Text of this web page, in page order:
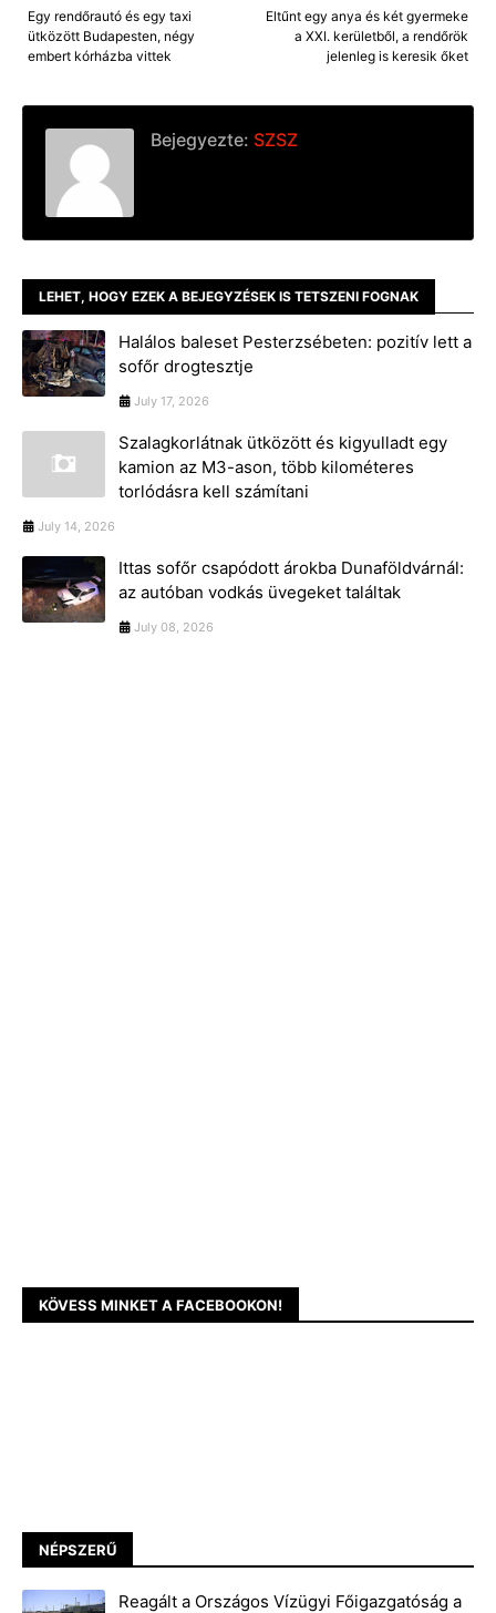
Eltűnt egy anya és két gyermeke
a XXI. kerületből, a rendőrök
jelenleg is keresik őket
Egy rendőrautó és egy taxi
ütközött Budapesten, négy
embert kórházba vittek
Bejegyezte: SZSZ
LEHET, HOGY EZEK A BEJEGYZÉSEK IS TETSZENI FOGNAK
Halálos baleset Pesterzsébeten: pozitív lett a
sofőr drogtesztje
July 17, 2026
Szalagkorlátnak ütközött és kigyulladt egy
kamion az M3-ason, több kilométeres
torlódásra kell számítani
July 14, 2026
Ittas sofőr csapódott árokba Dunaföldvárnál:
az autóban vodkás üvegeket találtak
July 08, 2026
KÖVESS MINKET A FACEBOOKON!
NÉPSZERŰ
Reagált a Országos Vízügyi Főigazgatóság a